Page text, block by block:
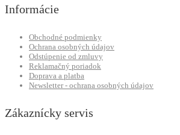
Informácie
Obchodné podmienky
Ochrana osobných údajov
Odstúpenie od zmluvy
Reklamačný poriadok
Doprava a platba
Newsletter - ochrana osobných údajov
Zákaznícky servis